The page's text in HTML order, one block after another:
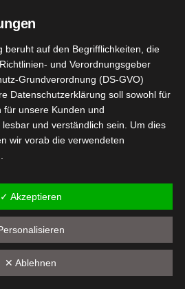
,Produktvorstellungen
Weiterlesen
August
beruht auf den Begrifflichkeiten, die
und Verordnungsgeber
Grundverordnung (DS-GVO)
Datenschutzerklärung soll sowohl für
für unsere Kunden und
und verständlich sein. Um dies
wir vorab die verwendeten
Daten
Daten sind alle Informationen, die
oder identifizierbare natürliche
"betroffene Person") beziehen. Als
✓ Akzeptieren
✕ Ablehnen